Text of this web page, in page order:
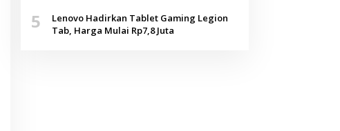
5
Lenovo Hadirkan Tablet Gaming Legion
Tab, Harga Mulai Rp7,8 Juta